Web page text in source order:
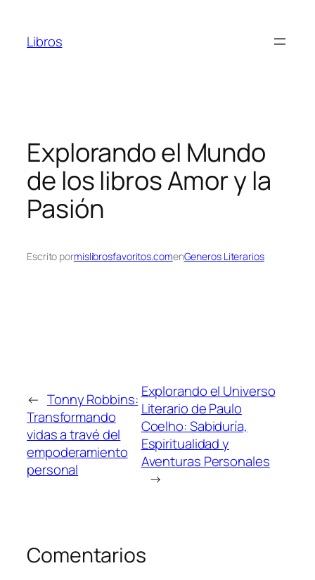
contenido
Libros
Explorando el Mundo
de los libros Amor y la
Pasión
Escrito pormislibrosfavoritos.comenGeneros Literarios
← Tonny Robbins:
Transformando
vidas a travé del
empoderamiento
personal
Explorando el Universo
Literario de Paulo
Coelho: Sabiduría,
Espiritualidad y
Aventuras Personales
→
Comentarios